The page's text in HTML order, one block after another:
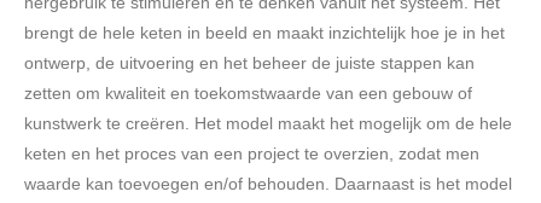
brengt de hele keten in beeld en maakt inzichtelijk hoe je in het
ontwerp, de uitvoering en het beheer de juiste stappen kan
zetten om kwaliteit en toekomstwaarde van een gebouw of
kunstwerk te creëren. Het model maakt het mogelijk om de hele
keten en het proces van een project te overzien, zodat men
waarde kan toevoegen en/of behouden. Daarnaast is het model